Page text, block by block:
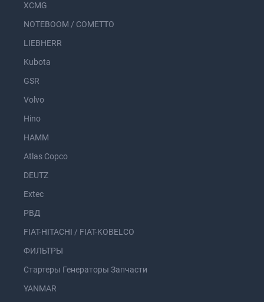
XCMG
NOTEBOOM / COMETTO
LIEBHERR
Kubota
GSR
Volvo
Hino
HAMM
Atlas Copco
DEUTZ
Extec
РВД
FIAT-HITACHI / FIAT-KOBELCO
ФИЛЬТРЫ
Стартеры Генераторы Запчасти
YANMAR